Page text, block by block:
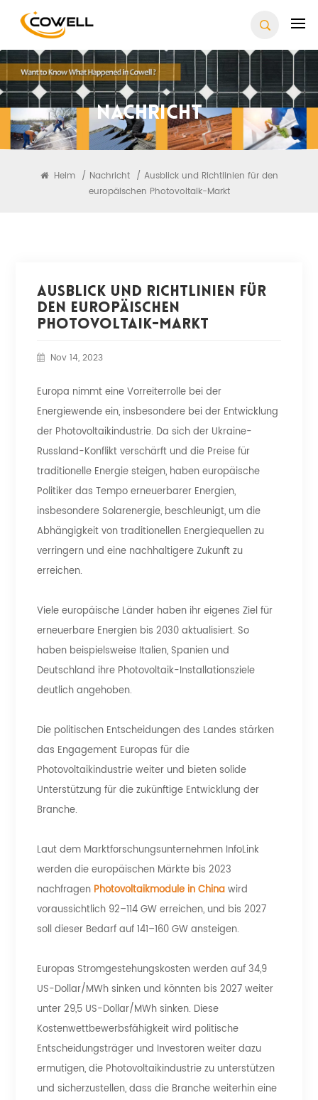
Nachricht
Heim / Nachricht / Ausblick und Richtlinien für den
europäischen Photovoltaik-Markt
Ausblick Und Richtlinien Für
Den Europäischen
Photovoltaik-Markt
Nov 14, 2023
Europa nimmt eine Vorreiterrolle bei der
Energiewende ein, insbesondere bei der Entwicklung
der Photovoltaikindustrie. Da sich der Ukraine-
Russland-Konflikt verschärft und die Preise für
traditionelle Energie steigen, haben europäische
Politiker das Tempo erneuerbarer Energien,
insbesondere Solarenergie, beschleunigt, um die
Abhängigkeit von traditionellen Energiequellen zu
verringern und eine nachhaltigere Zukunft zu
erreichen.
Viele europäische Länder haben ihr eigenes Ziel für
erneuerbare Energien bis 2030 aktualisiert. So
haben beispielsweise Italien, Spanien und
Deutschland ihre Photovoltaik-Installationsziele
deutlich angehoben.
Die politischen Entscheidungen des Landes stärken
das Engagement Europas für die
Photovoltaikindustrie weiter und bieten solide
Unterstützung für die zukünftige Entwicklung der
Branche.
Laut dem Marktforschungsunternehmen InfoLink
werden die europäischen Märkte bis 2023
nachfragen Photovoltaikmodule in Chinawird
voraussichtlich 92–114 GW erreichen, und bis 2027
soll dieser Bedarf auf 141–160 GW ansteigen.
Europas Stromgestehungskosten werden auf 34,9
US-Dollar/MWh sinken und könnten bis 2027 weiter
unter 29,5 US-Dollar/MWh sinken. Diese
Kostenwettbewerbsfähigkeit wird politische
Entscheidungsträger und Investoren weiter dazu
ermutigen, die Photovoltaikindustrie zu unterstützen
und sicherzustellen, dass die Branche weiterhin eine